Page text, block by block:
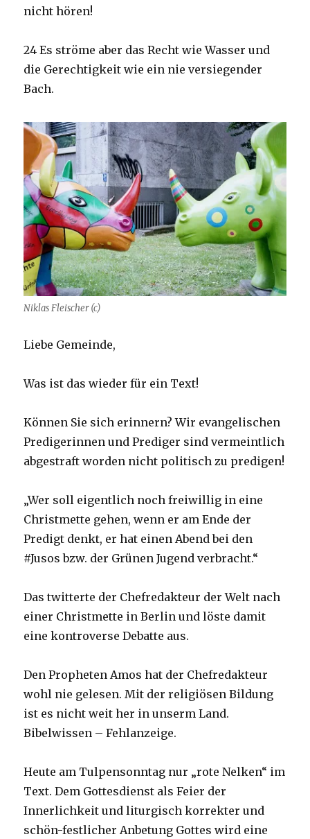
nicht hören!
24 Es ströme aber das Recht wie Wasser und
die Gerechtigkeit wie ein nie versiegender
Bach.
Niklas Fleischer (c)
Liebe Gemeinde,
Was ist das wieder für ein Text!
Können Sie sich erinnern? Wir evangelischen
Predigerinnen und Prediger sind vermeintlich
abgestraft worden nicht politisch zu predigen!
„Wer soll eigentlich noch freiwillig in eine
Christmette gehen, wenn er am Ende der
Predigt denkt, er hat einen Abend bei den
#Jusos bzw. der Grünen Jugend verbracht.“
Das twitterte der Chefredakteur der Welt nach
einer Christmette in Berlin und löste damit
eine kontroverse Debatte aus.
Den Propheten Amos hat der Chefredakteur
wohl nie gelesen. Mit der religiösen Bildung
ist es nicht weit her in unserm Land.
Bibelwissen – Fehlanzeige.
Heute am Tulpensonntag nur „rote Nelken“ im
Text. Dem Gottesdienst als Feier der
Innerlichkeit und liturgisch korrekter und
schön-festlicher Anbetung Gottes wird eine